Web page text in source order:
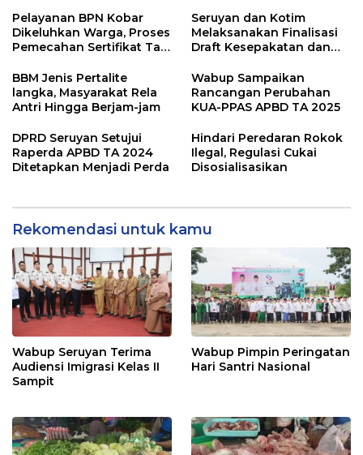
Pelayanan BPN Kobar
Dikeluhkan Warga, Proses
Pemecahan Sertifikat Tak
Seruyan dan Kotim
Melaksanakan Finalisasi
Draft Kesepakatan dan
BBM Jenis Pertalite
langka, Masyarakat Rela
Antri Hingga Berjam-jam
Wabup Sampaikan
Rancangan Perubahan
KUA-PPAS APBD TA 2025
DPRD Seruyan Setujui
Raperda APBD TA 2024
Ditetapkan Menjadi Perda
Hindari Peredaran Rokok
Ilegal, Regulasi Cukai
Disosialisasikan
Rekomendasi untuk kamu
Wabup Seruyan Terima
Audiensi Imigrasi Kelas II
Sampit
Wabup Pimpin Peringatan
Hari Santri Nasional